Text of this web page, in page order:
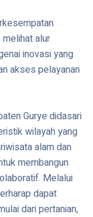
alur
inovasi yang
akses pelayanan
Gurye didasari
wilayah yang
alam dan
membangun
Melalui
dapat
dari pertanian,